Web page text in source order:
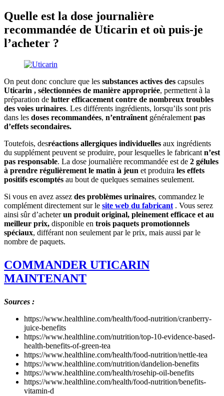
Quelle est la dose journalière
recommandée de Uticarin et où puis-je
l’acheter ?
On peut donc conclure que les substances actives des capsules
Uticarin , sélectionnées de manière appropriée, permettent à la
préparation de lutter efficacement contre de nombreux troubles
des voies urinaires. Les différents ingrédients, lorsqu’ils sont pris
dans les doses recommandées, n’entraînent généralement pas
d’effets secondaires.
Toutefois, desréactions allergiques individuelles aux ingrédients
du supplément peuvent se produire, pour lesquelles le fabricant n’est
pas responsable. La dose journalière recommandée est de 2 gélules
à prendre régulièrement le matin à jeun et produira les effets
positifs escomptés au bout de quelques semaines seulement.
Si vous en avez assez des problèmes urinaires, commandez le
complément directement sur le site web du fabricant . Vous serez
ainsi sûr d’acheterun produit original, pleinement efficace et au
meilleur prix, disponible en trois paquets promotionnels
spéciaux, différant non seulement par le prix, mais aussi par le
nombre de paquets.
COMMANDER UTICARIN
MAINTENANT
Sources :
https://www.healthline.com/health/food-nutrition/cranberry-
juice-benefits
https://www.healthline.com/nutrition/top-10-evidence-based-
health-benefits-of-green-tea
https://www.healthline.com/health/food-nutrition/nettle-tea
https://www.healthline.com/nutrition/dandelion-benefits
https://www.healthline.com/health/rosehip-oil-benefits
https://www.healthline.com/health/food-nutrition/benefits-
vitamin-d